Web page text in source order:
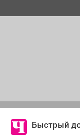
Быстрый
согласие на
обеспечивают